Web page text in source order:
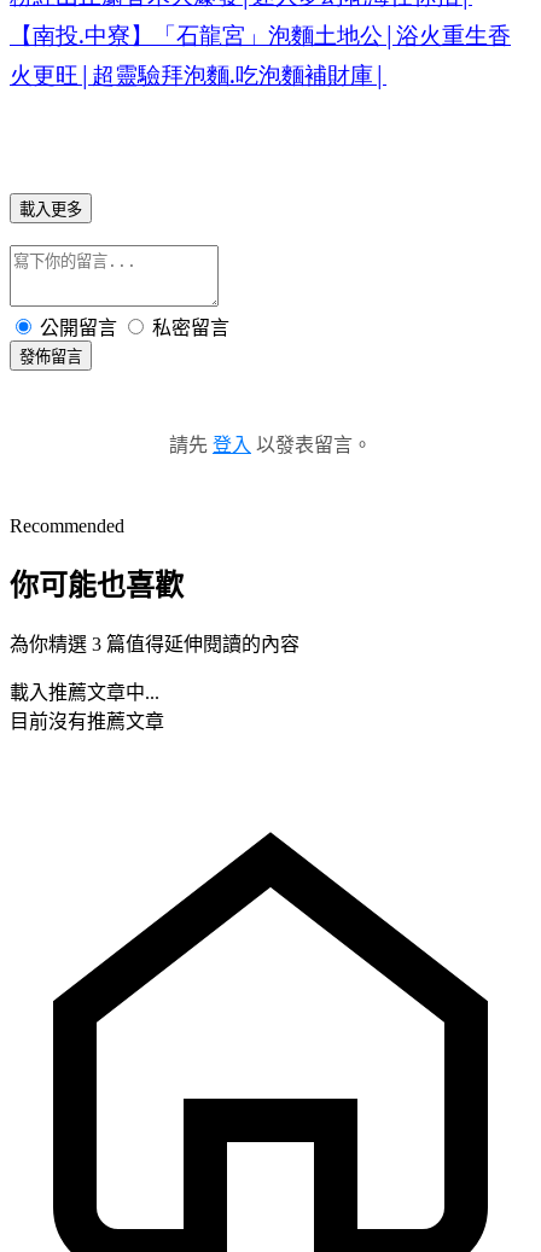
【南投.中寮】「石龍宮」泡麵土地公|浴火重生香
火更旺| 超靈驗拜泡麵.吃泡麵補財庫|
載入更多
公開留言 私密留言
發佈留言
請先 登入 以發表留言。
Recommended
你可能也喜歡
為你精選 3 篇值得延伸閱讀的內容
載入推薦文章中...
目前沒有推薦文章